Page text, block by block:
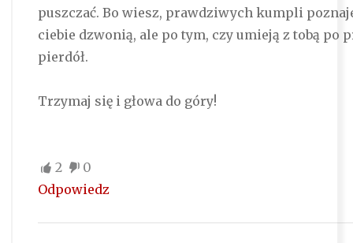
puszczać. Bo wiesz, prawdziwych kumpli
ciebie dzwonią, ale po tym, czy umieją z tobą po
pierdół.
Trzymaj się i głowa do góry!
2
0
Odpowiedz